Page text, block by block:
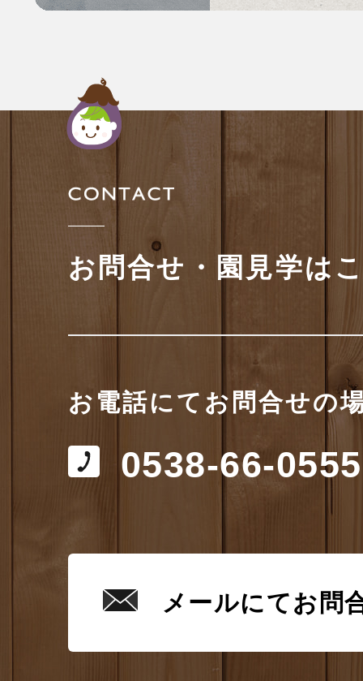
お問合せ・園見学は
お電話にてお問合せの
0538-66-0555
メールにてお問